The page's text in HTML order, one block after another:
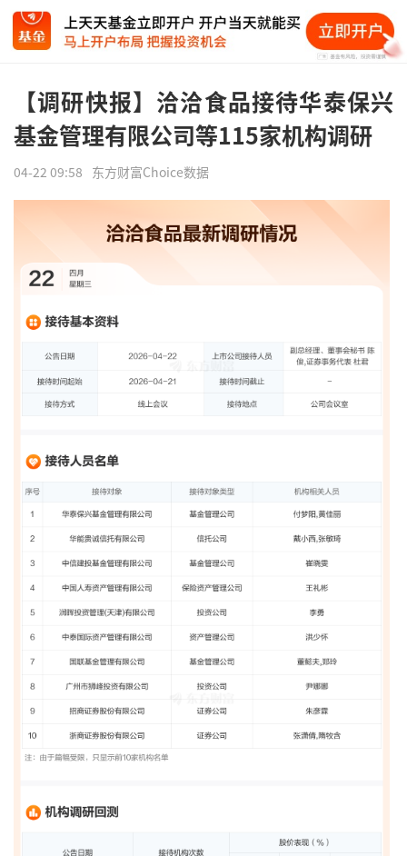
【调研快报】洽洽食品接待华泰保兴
基金管理有限公司等115家机构调研
04-22 09:58 东方财富Choice数据